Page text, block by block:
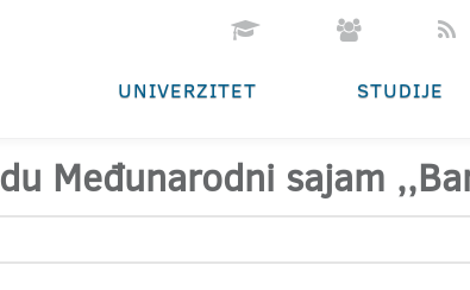
UNIVERZITET STUDIJE
Međunarodni sajam